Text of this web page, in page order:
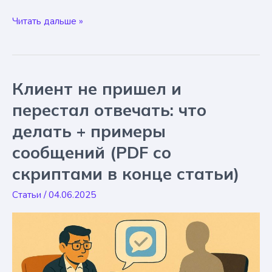
10
сокращению
no-
show
+
скриптов
для
эффективного
диалога
о
шпаргалка)
Читать дальше »
Клиент не пришел и
перестал отвечать: что
делать + примеры
сообщений (PDF со
скриптами в конце статьи)
Статьи /04.06.2025